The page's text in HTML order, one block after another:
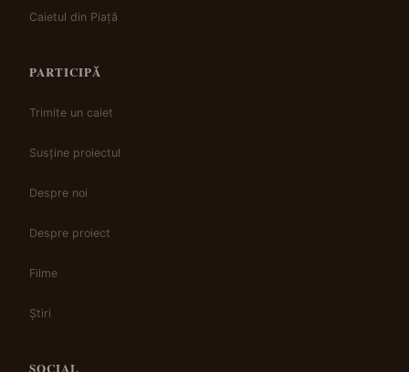
Caietul din Piață
PARTICIPĂ
Trimite un caiet
Susține proiectul
Despre noi
Despre proiect
Filme
Știri
SOCIAL